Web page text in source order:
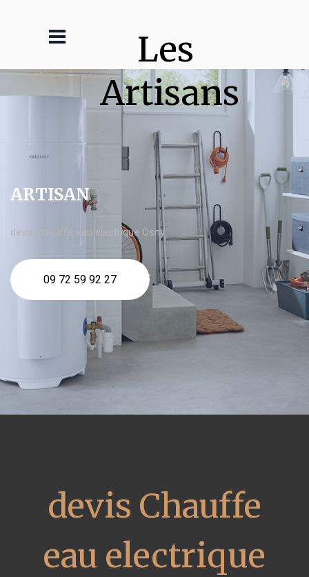
Les
Artisans
ARTISAN
devis Chauffe eau electrique Osny
09 72 59 92 27
devis Chauffe
eau electrique